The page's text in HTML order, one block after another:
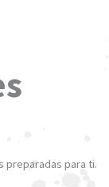
preparadas para ti.